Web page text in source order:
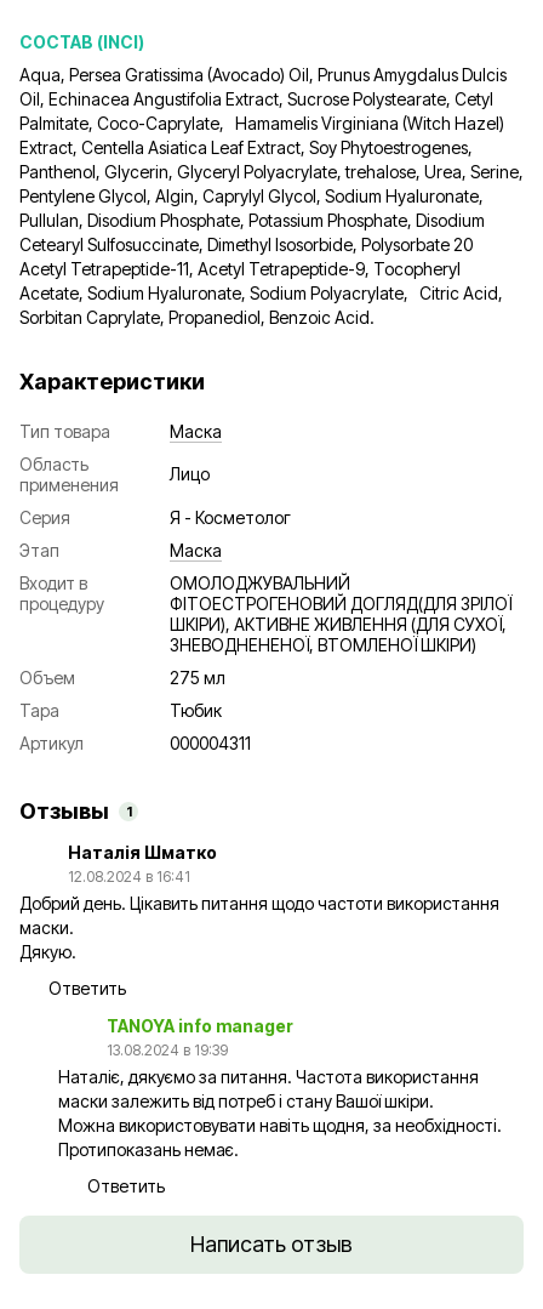
СОСТАВ (INCI)
Aqua, Рersea Gratissima (Avocado) Oil, Prunus Amygdalus Dulcis
Oil, Echinacea Angustifolia Extract, Sucrose Polystearate, Cetyl
Palmitate, Coco-Caprylate, Hamamelis Virginiana (Witch Hazel)
Extract, Centella Asiatica Leaf Extract, Soy Phytoestrogenes,
Panthenol, Glycerin, Glyceryl Polyacrylate, trehalose, Urea, Serine,
Pentylene Glycol, Algin, Caprylyl Glycol, Sodium Hyaluronate,
Pullulan, Disodium Phosphate, Potassium Phosphate, Disodium
Cetearyl Sulfosuccinate, Dimethyl Isosorbide, Polysorbate 20
Acetyl Tetrapeptide-11, Acetyl Tetrapeptide-9, Tocopheryl
Acetate, Sodium Hyaluronate, Sodium Polyacrylate, Citric Acid,
Sorbitan Caprylate, Propanediol, Benzoic Acid.
Характеристики
Тип товара
Маска
Область
применения
Лицо
Серия
Я - Косметолог
Этап
Маска
Входит в
процедуру
ОМОЛОДЖУВАЛЬНИЙ
ФІТОЕСТРОГЕНОВИЙ ДОГЛЯД(ДЛЯ ЗРІЛОЇ
ШКІРИ), АКТИВНЕ ЖИВЛЕННЯ (ДЛЯ СУХОЇ,
ЗНЕВОДНЕНЕНОЇ, ВТОМЛЕНОЇ ШКІРИ)
Объем
275 мл
Тара
Тюбик
Артикул
000004311
Отзывы 1
Наталія Шматко
12.08.2024 в 16:41
Добрий день. Цікавить питання щодо частоти використання
маски.
Дякую.
Ответить
TANOYA info manager
13.08.2024 в 19:39
Наталіє, дякуємо за питання. Частота використання
маски залежить від потреб і стану Вашої шкіри.
Можна використовувати навіть щодня, за необхідності.
Протипоказань немає.
Ответить
Написать отзыв